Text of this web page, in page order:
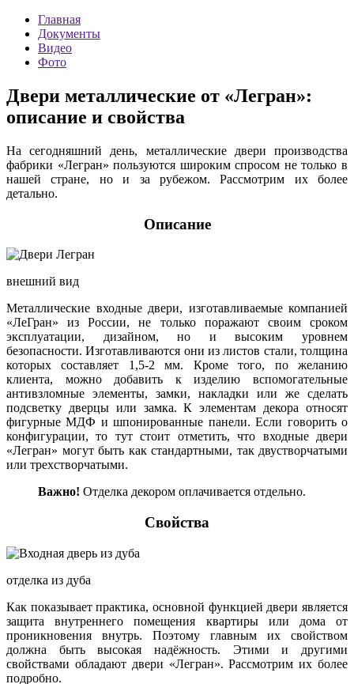
Главная
Документы
Видео
Фото
Двери металлические от «Легран»:
описание и свойства
На сегодняшний день, металлические двери производства
фабрики «Легран» пользуются широким спросом не только в
нашей стране, но и за рубежом. Рассмотрим их более
детально.
Описание
внешний вид
Металлические входные двери, изготавливаемые компанией
«ЛеГран» из России, не только поражают своим сроком
эксплуатации, дизайном, но и высоким уровнем
безопасности. Изготавливаются они из листов стали, толщина
которых составляет 1,5-2 мм. Кроме того, по желанию
клиента, можно добавить к изделию вспомогательные
антивзломные элементы, замки, накладки или же сделать
подсветку дверцы или замка. К элементам декора относят
фигурные МДФ и шпонированные панели. Если говорить о
конфигурации, то тут стоит отметить, что входные двери
«Легран» могут быть как стандартными, так двустворчатыми
или трехстворчатыми.
Важно! Отделка декором оплачивается отдельно.
Свойства
отделка из дуба
Как показывает практика, основной функцией двери является
защита внутреннего помещения квартиры или дома от
проникновения внутрь. Поэтому главным их свойством
должна быть высокая надёжность. Этими и другими
свойствами обладают двери «Легран». Рассмотрим их более
подробно.